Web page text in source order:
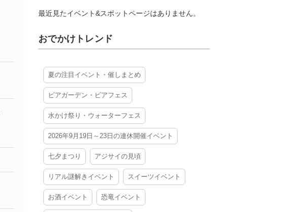
最近見たイベント&スポットページはありません。
おでかけトレンド
夏の注目イベント・催しまとめ
ビアガーデン・ビアフェス
水かけ祭り・ウォーターフェス
2026年9月19日～23日の連休開催イベント
七夕まつり アジサイの見頃
リアル謎解きイベント スイーツイベント
お酒イベント 恐竜イベント